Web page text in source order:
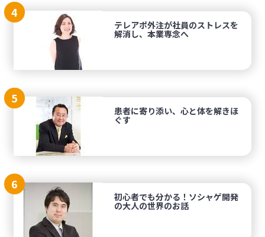
4
テレアポ外注が社員のストレスを
解消し、本業専念へ
5
患者に寄り添い、心と体を解きほ
ぐす
6
初心者でも分かる！ソシャゲ開発
の大人の世界のお話